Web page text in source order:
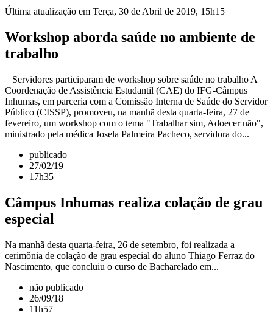
Última atualização em Terça, 30 de Abril de 2019, 15h15
Workshop aborda saúde no ambiente de
trabalho
Servidores participaram de workshop sobre saúde no trabalho A
Coordenação de Assistência Estudantil (CAE) do IFG-Câmpus
Inhumas, em parceria com a Comissão Interna de Saúde do Servidor
Público (CISSP), promoveu, na manhã desta quarta-feira, 27 de
fevereiro, um workshop com o tema "Trabalhar sim, Adoecer não",
ministrado pela médica Josela Palmeira Pacheco, servidora do...
publicado
27/02/19
17h35
Câmpus Inhumas realiza colação de grau
especial
Na manhã desta quarta-feira, 26 de setembro, foi realizada a
cerimônia de colação de grau especial do aluno Thiago Ferraz do
Nascimento, que concluiu o curso de Bacharelado em...
não publicado
26/09/18
11h57